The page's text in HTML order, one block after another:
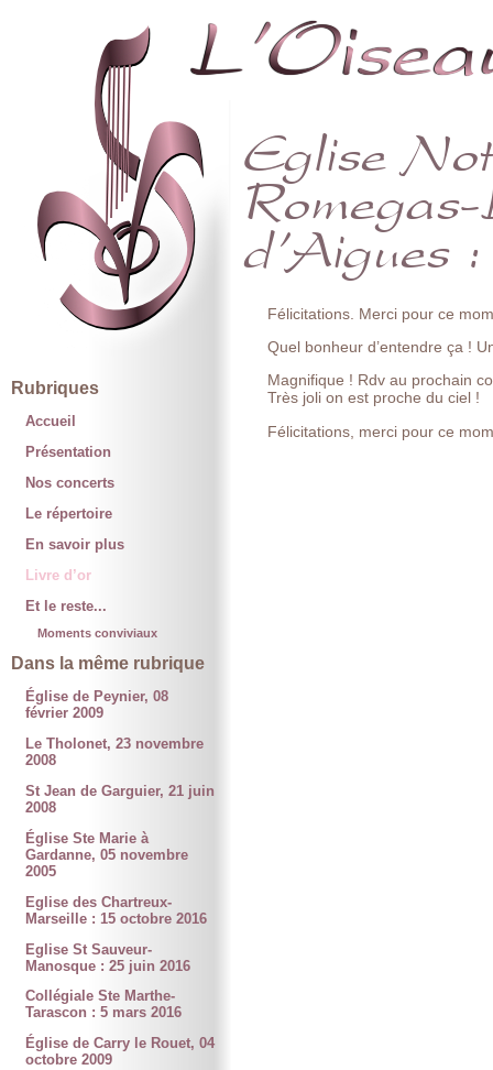
Rubriques
Accueil
Présentation
Nos concerts
Le répertoire
En savoir plus
Livre d’or
Et le reste...
Moments conviviaux
Dans la même rubrique
Église de Peynier, 08
février 2009
Le Tholonet, 23 novembre
2008
St Jean de Garguier, 21 juin
2008
Église Ste Marie à
Gardanne, 05 novembre
2005
Eglise des Chartreux-
Marseille : 15 octobre 2016
Eglise St Sauveur-
Manosque : 25 juin 2016
Collégiale Ste Marthe-
Tarascon : 5 mars 2016
Église de Carry le Rouet, 04
octobre 2009
Félicitations. Merci pour ce
Quel bonheur d’entendre ça !
Magnifique ! Rdv au prochain
Très joli on est proche du ciel !
Félicitations, merci pour ce